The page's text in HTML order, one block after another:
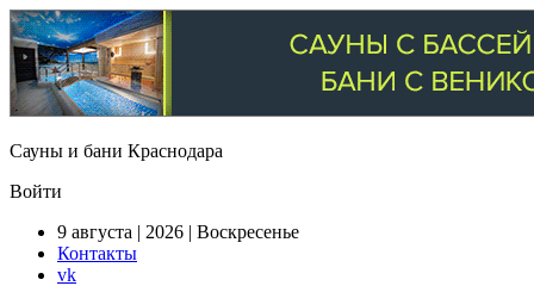
Сауны и бани Краснодара
Войти
9 августа | 2026 | Воскресенье
Контакты
vk